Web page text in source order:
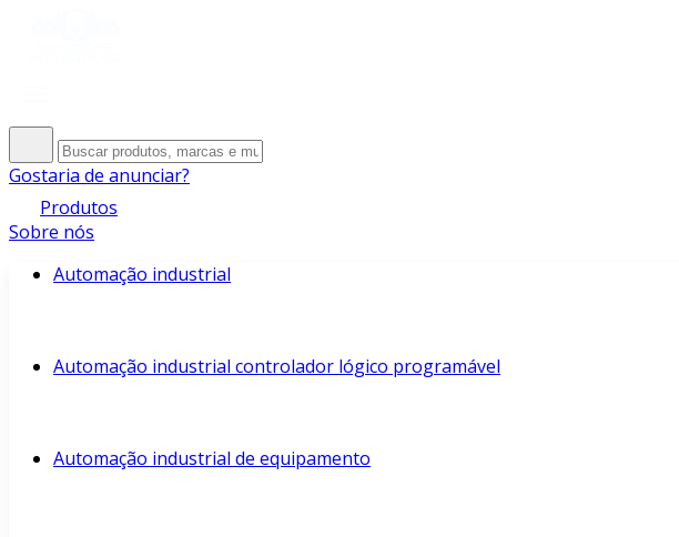
Gostaria de anunciar?
Produtos
Sobre nós
Automação industrial
Automação industrial controlador lógico programável
Automação industrial de equipamento